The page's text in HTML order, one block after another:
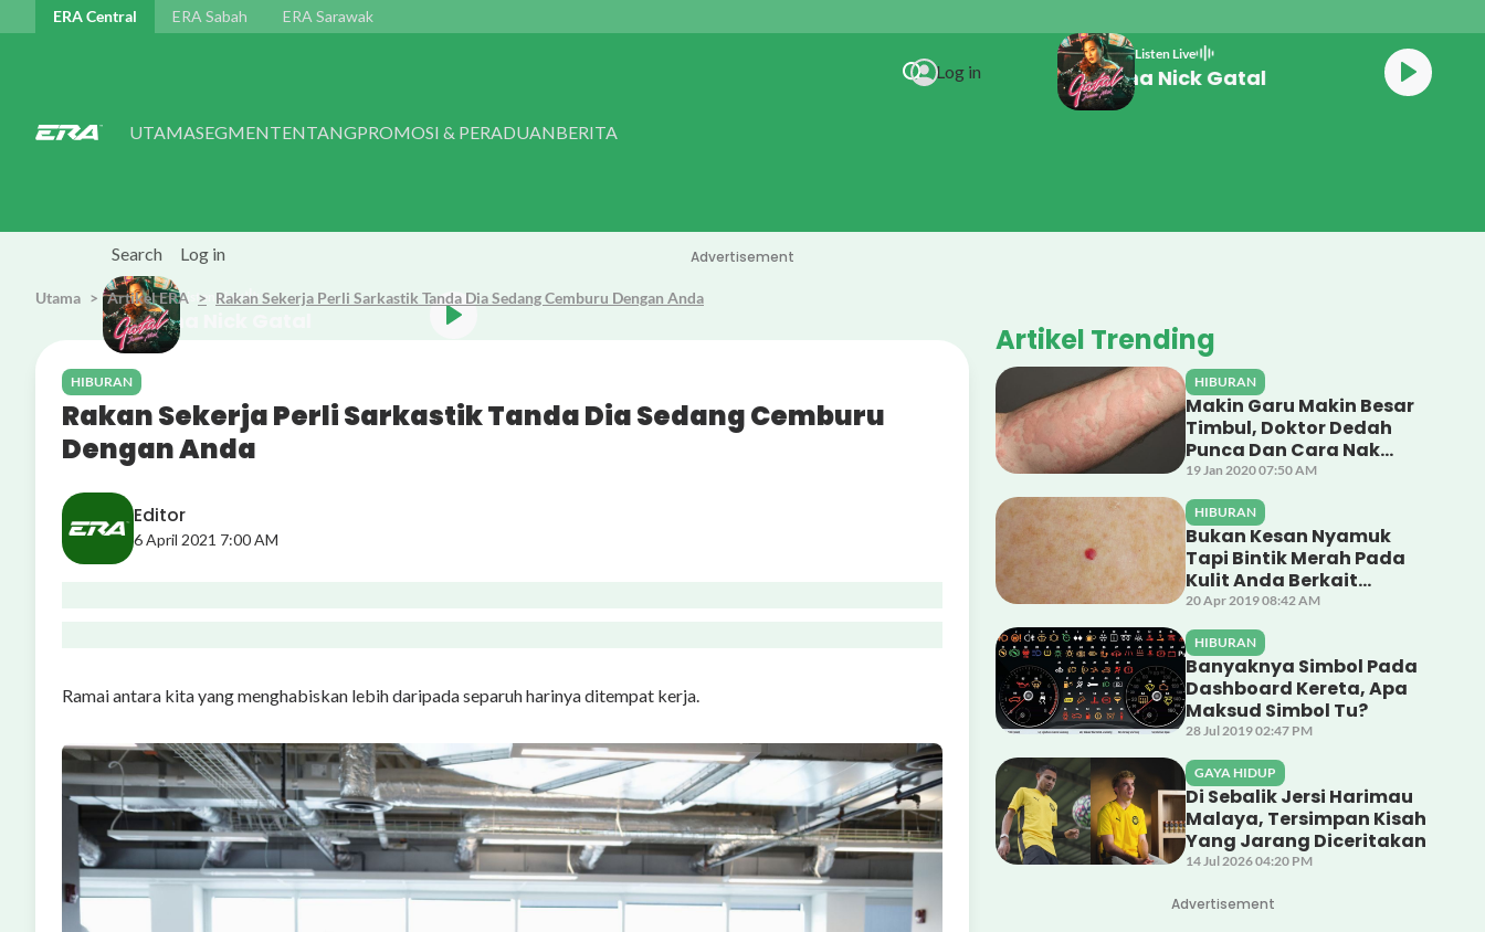
Skip to main content
ERA Central ERA Sabah ERA Sarawak
UTAMASEGMENTENTANGPROMOSI & PERADUANBERITA
Search Log in
Listen Live
Janna Nick Gatal
Log in
Listen Live
Janna
Advertisement
Utama Artikel ERA Rakan Sekerja Perli Sarkastik Tanda Dia Sedang Cemburu Dengan Anda
HIBURAN
Rakan Sekerja Perli Sarkastik Tanda Dia Sedang Cemburu
Dengan Anda
Editor
6 April 2021 7:00 AM
Ramai antara kita yang menghabiskan lebih daripada separuh harinya ditempat kerja.
Artikel Trending
HIBURAN
Makin Garu Makin Besar
Timbul, Doktor Dedah
Punca Dan Cara Nak
Rawat Gegata
19 Jan 2020 07:50 AM
HIBURAN
Bukan Kesan Nyamuk
Tapi Bintik Merah Pada
Kulit Anda Berkait
Dengan Salur Darah
20 Apr 2019 08:42 AM
HIBURAN
Banyaknya Simbol Pada
Dashboard Kereta, Apa
Maksud Simbol Tu?
28 Jul 2019 02:47 PM
GAYA HIDUP
Di Sebalik Jersi Harimau
Malaya, Tersimpan Kisah
Yang Jarang Diceritakan
14 Jul 2026 04:20 PM
Advertisement